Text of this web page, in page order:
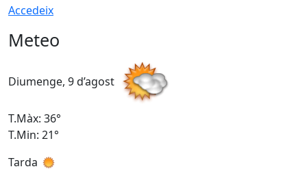
Accedeix
Meteo
Diumenge, 9 d’agost
T.Màx: 36°
T.Min: 21°
Tarda